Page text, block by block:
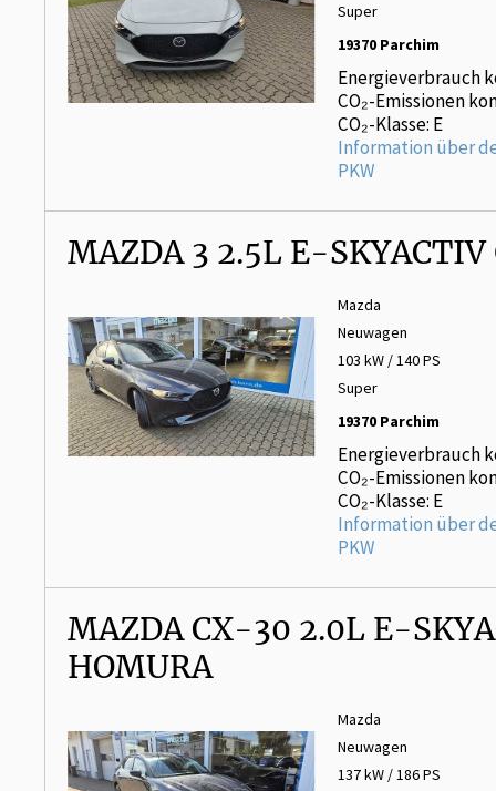
Super
19370 Parchim
Energieverbrauch
CO₂-Emissionen
CO₂-Klasse: E
Information über
PKW
MAZDA 3 2.5L E-SKYACTIV
Mazda
Neuwagen
103 kW / 140 PS
Super
19370 Parchim
Energieverbrauch
CO₂-Emissionen
CO₂-Klasse: E
Information über
PKW
MAZDA CX-30 2.0L E-
HOMURA
Mazda
Neuwagen
137 kW / 186 PS